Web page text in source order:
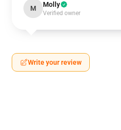
M Molly
Verified owner
Write your review